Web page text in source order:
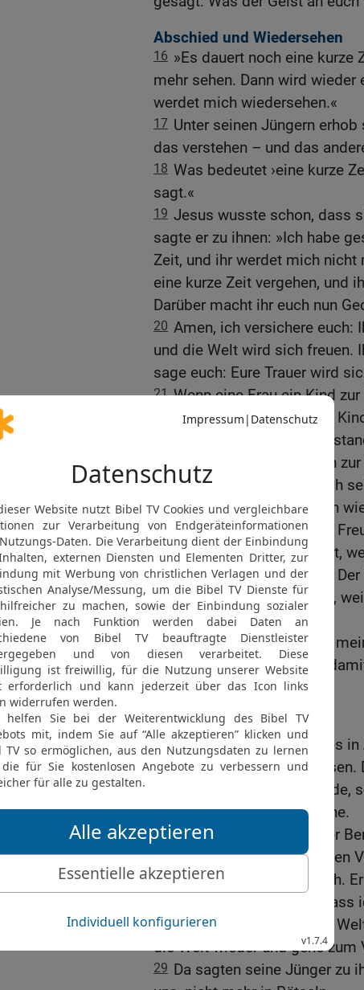
Abschied und Wiedersehen
16 »Es dauert noch eine
mehr sehen. Dann wird wieder
werdet mich wiedersehen.«
17 Unter seinen Jüngern
das verstehen – und das
18 Was bedeutet ›eine kurze
sagt.«
19 Jesus wusste schon, dass
sagte er zu ihnen: »Ich habe
Zeit, und ihr werdet mich nicht
eine kurze Zeit vergehen, und
Darüber macht ihr euch nun
20 Amen, ich versichere euch:
und die Welt wird sich freuen.
sage euch: Eure Trauer wird
21 Wenn eine Frau ein Kind
Schmerzen; aber wenn das
mehr daran, was sie
glücklich, dass ein Mensch
22 So wird es auch mit euch
Trauer. Aber ich werde euch
voll Freude sein, und diese
Wenn dieser Tag kommt,
Amen, ich versichere euch:
geben, worum ihr ihn bittet,
und euch auf mich beruft.
24 Bisher habt ihr nichts in
ihr werdet es bekommen,
ungetrübt ist.«
Der Sieg über die Welt
25 »Ich habe euch dies alles
rätselhaft erscheinen
mehr in Rätseln zu euch
euch über den Vater spreche.
26 Dann werdet ihr ihn unter
aber nicht, dass ich dann den
27 denn der Vater liebt euch.
und nicht daran zweifelt,
28 Ich bin vom Vater in die
die Welt wieder und gehe zum
29 Da sagten seine Jünger zu